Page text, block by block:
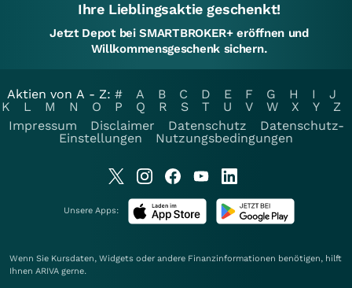
Ihre Lieblingsaktie geschenkt!
Jetzt Depot bei SMARTBROKER+ eröffnen und
Willkommensgeschenk sichern.
Aktien von A - Z: # A B C D E F G H I
J
K
L M N O P Q R S T U V W X Y
Z
Impressum
Disclaimer Datenschutz
Datenschutz-
Einstellungen
Nutzungsbedingungen
Unsere Apps:
Wenn Sie Kursdaten, Widgets oder andere Finanzinformationen benötigen, hilft
Ihnen ARIVA gerne.